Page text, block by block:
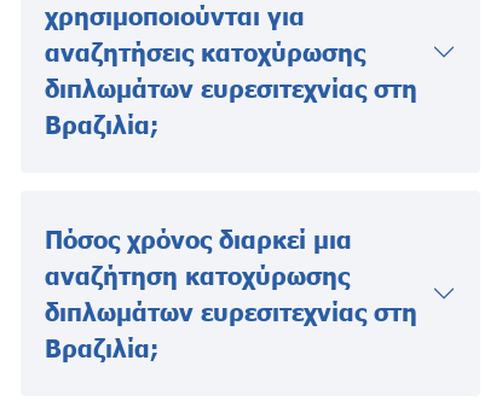
χρησιμοποιούνται για
αναζητήσεις κατοχύρωσης
διπλωμάτων ευρεσιτεχνίας στη
Βραζιλία;
Πόσος χρόνος διαρκεί μια
αναζήτηση κατοχύρωσης
διπλωμάτων ευρεσιτεχνίας στη
Βραζιλία;